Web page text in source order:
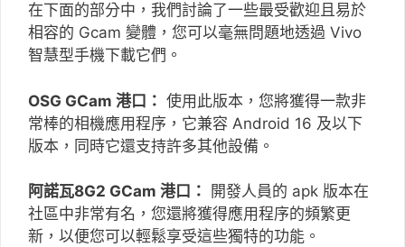
在下面的部分中，我們討論了一些最受歡迎且易於
相容的 Gcam 變體，您可以毫無問題地透過 Vivo
智慧型手機下載它們。
OSG GCam 港口： 使用此版本，您將獲得一款非
常棒的相機應用程序，它兼容 Android 16 及以下
版本，同時它還支持許多其他設備。
阿諾瓦8G2 GCam 港口：
開發人員的 apk 版本在
社區中非常有名，您還將獲得應用程序的頻繁更
新，以便您可以輕鬆享受這些獨特的功能。